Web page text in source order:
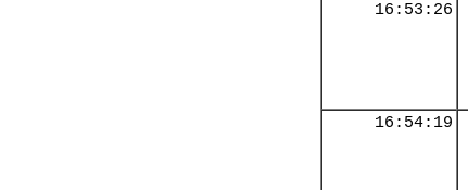
16:53:26
16:54:19